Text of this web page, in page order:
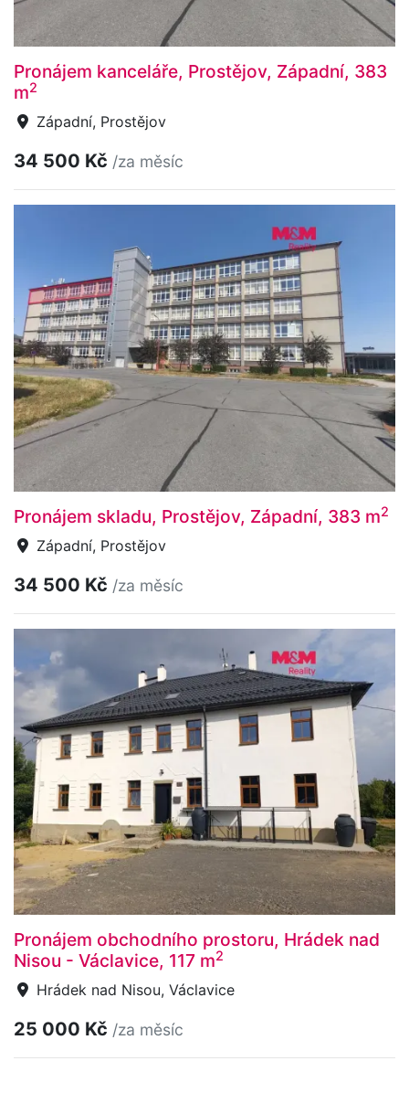
Pronájem kanceláře, Prostějov, Západní, 383
m2
Západní, Prostějov
34 500 Kč /za měsíc
Pronájem skladu, Prostějov, Západní, 383 m2
Západní, Prostějov
34 500 Kč /za měsíc
Pronájem obchodního prostoru, Hrádek nad
Nisou - Václavice, 117 m2
Hrádek nad Nisou, Václavice
25 000 Kč /za měsíc